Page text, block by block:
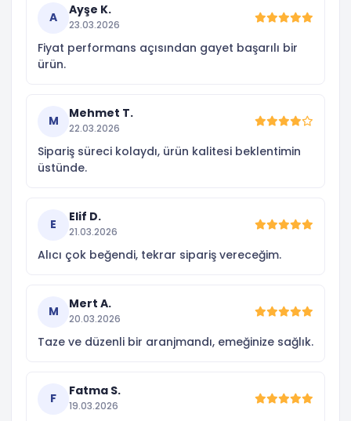
A
Ayşe K.
23.03.2026
Fiyat performans açısından gayet başarılı bir
ürün.
M
Mehmet T.
22.03.2026
Sipariş süreci kolaydı, ürün kalitesi beklentimin
üstünde.
E
Elif D.
21.03.2026
Alıcı çok beğendi, tekrar sipariş vereceğim.
M
Mert A.
20.03.2026
Taze ve düzenli bir aranjmandı, emeğinize sağlık.
F
Fatma S.
19.03.2026